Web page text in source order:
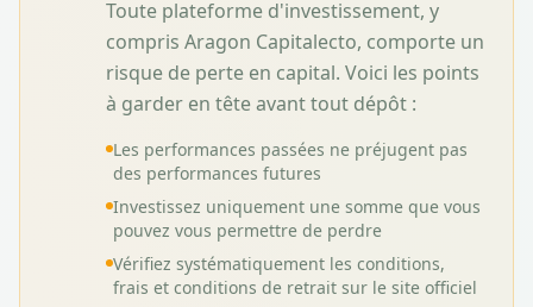
Toute plateforme d'investissement, y
compris Aragon Capitalecto, comporte un
risque de perte en capital. Voici les points
à garder en tête avant tout dépôt :
Les performances passées ne préjugent pas
des performances futures
Investissez uniquement une somme que vous
pouvez vous permettre de perdre
Vérifiez systématiquement les conditions,
frais et conditions de retrait sur le site officiel